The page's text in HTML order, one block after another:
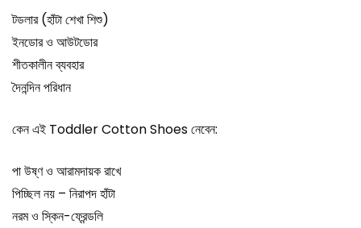
টডলার (হাঁটা শেখা শিশু)
ইনডোর ও আউটডোর
শীতকালীন ব্যবহার
দৈনন্দিন পরিধান
কেন এই Toddler Cotton Shoes নেবেন:
পা উষ্ণ ও আরামদায়ক রাখে
পিচ্ছিল নয় – নিরাপদ হাঁটা
নরম ও স্কিন-ফ্রেন্ডলি